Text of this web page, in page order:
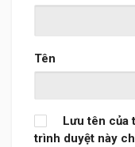
Tên
Lưu tên của
trình duyệt này